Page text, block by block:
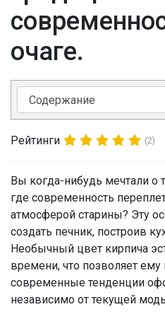
очаге.
Рейтинги (2)
Вы когда-нибудь мечтали о
где современность
атмосферой старины? Эту
создать печник, построив
Необычный цвет кирпича
времени, что позволяет
современные тенденции
независимо от текущей